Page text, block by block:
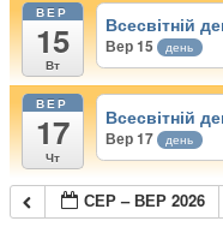
ВЕР
15
Вт
Всесвітній
Вер 15 день
ВЕР
17
Чт
Всесвітній
Вер 17 день
СЕР – ВЕР 2026